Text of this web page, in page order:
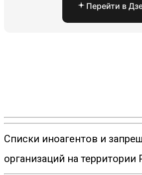
Перейти в
Списки иноагентов и
организаций на территории